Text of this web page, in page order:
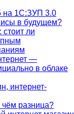
на 1С:ЗУП 3.0
в будущем?
ли
—
в облаке
интернет-
разница?